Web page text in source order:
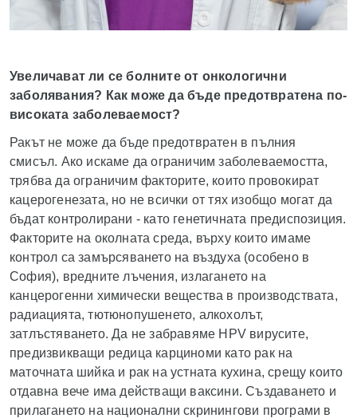
Увеличават ли се болните от онкологични
заболявания? Как може да бъде предотвратена по-
високата заболеваемост?
Ракът не може да бъде предотвратен в пълния
смисъл. Ако искаме да ограничим заболеваемостта,
трябва да ограничим факторите, които провокират
кацерогенезата, но не всички от тях изобщо могат да
бъдат контролирани - като генетичната предиспозиция.
Факторите на околната среда, върху които имаме
контрол са замърсяването на въздуха (особено в
София), вредните лъчения, излагането на
канцерогенни химически вещества в производствата,
радиацията, тютюнопушенето, алкохолът,
затлъстяването. Да не забравяме HPV вирусите,
предизвикващи редица карциноми като рак на
маточната шийка и рак на устната кухина, срещу които
отдавна вече има действащи ваксини. Създаването и
прилагането на национални скринингови програми в